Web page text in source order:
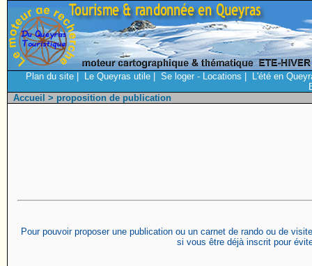
Plan du site Le Queyras utile Se loger - Locations
L'été en
Accueil > proposition de publication
Pour pouvoir proposer une publication ou un carnet de rando ou de
si vous être déjà inscrit pour